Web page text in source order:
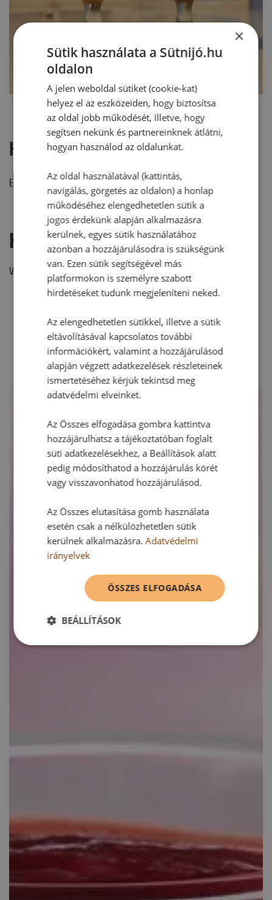
Hozzászólások
Ehhez a recepthez még nem érkezett hozzászólás.
Hozzászólás írása
Vélemény írásához, kérjük,jelentkezz be!
RECEPTAJÁNLÓ
×
Sütik használata a Sütnijó.hu
oldalon
A jelen weboldal sütiket (cookie-kat)
helyez el az eszközeiden, hogy biztosítsa
az oldal jobb működését, illetve, hogy
segítsen nekünk és partnereinknek átlátni,
hogyan használod az oldalunkat.
Az oldal használatával (kattintás,
navigálás, görgetés az oldalon) a honlap
működéséhez elengedhetetlen sütik a
jogos érdekünk alapján alkalmazásra
kerülnek, egyes sütik használatához
azonban a hozzájárulásodra is szükségünk
van. Ezen sütik segítségével más
platformokon is személyre szabott
hirdetéseket tudunk megjeleníteni neked.
Az elengedhetetlen sütikkel, illetve a sütik
eltávolításával kapcsolatos további
információkért, valamint a hozzájárulásod
alapján végzett adatkezelések részleteinek
ismertetéséhez kérjük tekintsd meg
adatvédelmi elveinket.
Az Összes elfogadása gombra kattintva
hozzájárulhatsz a tájékoztatóban foglalt
süti adatkezelésekhez, a Beállítások alatt
pedig módosíthatod a hozzájárulás körét
vagy visszavonhatod hozzájárulásod.
Az Összes elutasítása gomb használata
esetén csak a nélkülözhetetlen sütik
kerülnek alkalmazásra.Adatvédelmi
irányelvek
ÖSSZES ELFOGADÁSA
BEÁLLÍTÁSOK